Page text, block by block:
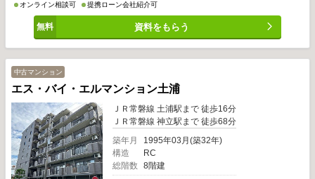
オンライン相談可 提携ローン会社紹介可
資料をもらう
中古マンション
エス・バイ・エルマンション土浦
ＪＲ常磐線 土浦駅まで 徒歩16分
ＪＲ常磐線 神立駅まで 徒歩68分
築年月
1995年03月(築32年)
構造
RC
総階数
8階建